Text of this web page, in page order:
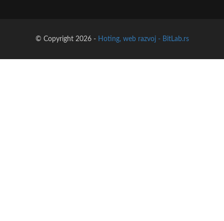
© Copyright 2026 - Hoting, web razvoj - BitLab.rs